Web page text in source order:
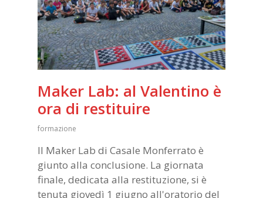
Maker Lab: al Valentino è
ora di restituire
formazione
Il Maker Lab di Casale Monferrato è
giunto alla conclusione. La giornata
finale, dedicata alla restituzione, si è
tenuta giovedì 1 giugno all'oratorio del